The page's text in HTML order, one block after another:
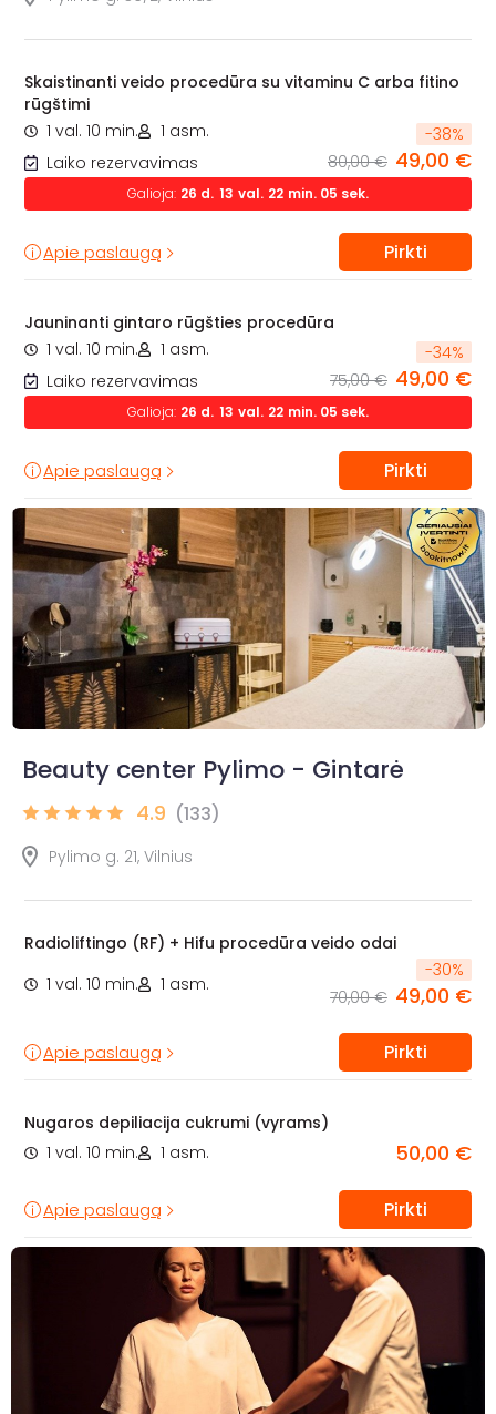
Skaistinanti veido procedūra su vitaminu C arba fitino
rūgštimi
1 val. 10 min.
1 asm.
Laiko rezervavimas
-38%
80,00 € 49,00 €
Galioja: 26 d. 13 val. 22 min. 04 sek.
Apie paslaugą Pirkti
Jauninanti gintaro rūgšties procedūra
1 val. 10 min.
1 asm.
Laiko rezervavimas
-34%
75,00 € 49,00 €
Galioja: 26 d. 13 val. 22 min. 04 sek.
Apie paslaugą Pirkti
Beauty center Pylimo - Gintarė
4.9 (133)
Pylimo g. 21, Vilnius
Radioliftingo (RF) + Hifu procedūra veido odai
1 val. 10 min.
1 asm.
-30%
70,00 € 49,00 €
Apie paslaugą Pirkti
Nugaros depiliacija cukrumi (vyrams)
1 val. 10 min.
1 asm. 50,00 €
Apie paslaugą Pirkti